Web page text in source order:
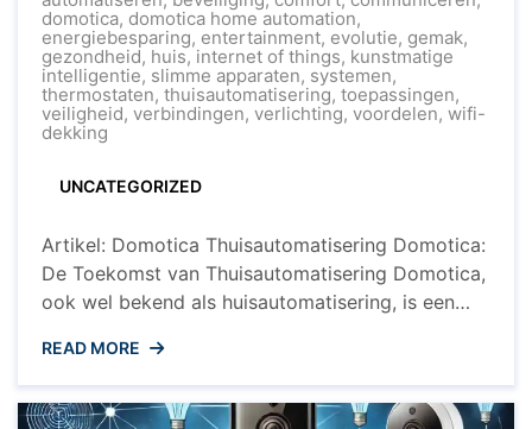
Toekomst
van
Domotica
in
Huis
domotica, domotica home automation,
energiebesparing, entertainment, evolutie, gemak,
gezondheid, huis, internet of things, kunstmatige
intelligentie, slimme apparaten, systemen,
thermostaten, thuisautomatisering, toepassingen,
veiligheid, verbindingen, verlichting, voordelen, wifi-
dekking
UNCATEGORIZED
Artikel: Domotica Thuisautomatisering Domotica:
De Toekomst van Thuisautomatisering Domotica,
ook wel bekend als huisautomatisering, is een
leven transformeert. Met domotica kunnen
huiseigenaren hun woningen slimmer en
efficiënter maken door verschillende
READ MORE